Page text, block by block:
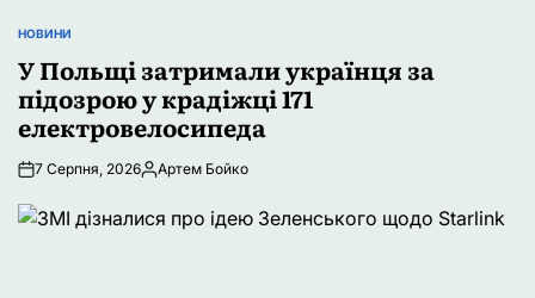
ОПУБЛІКУВАТИ
НОВИНИ
У Польщі затримали українця за
підозрою у крадіжці 171
електровелосипеда
7 Серпня, 2026Опубліковано
Артем Бойко